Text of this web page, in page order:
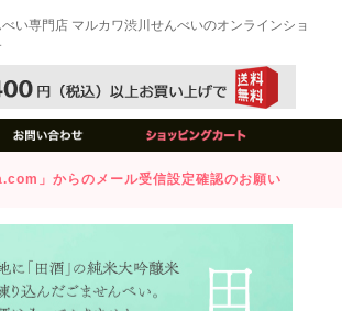
い専門店 マルカワ渋川せんべいのオンラインショ
」からのメール受信設定確認のお願い